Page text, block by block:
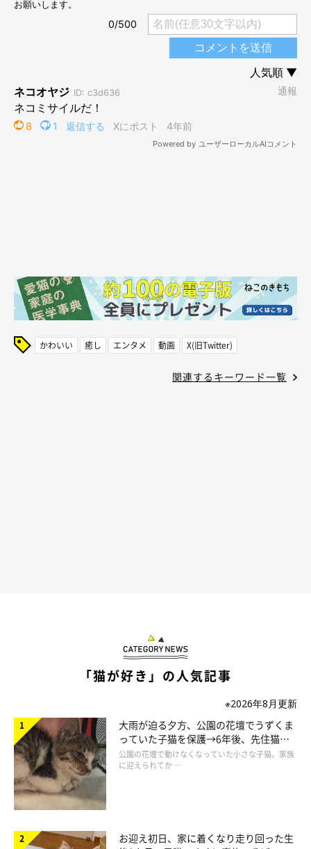
かわいい 癒し エンタメ 動画 X(旧Twitter)
関連するキーワード一覧
「猫が好き」の人気記事
※2026年8月更新
大雨が迫る夕方、公園の花壇でうずくま
っていた子猫を保護→6年後、先住猫
と“姉妹”のような関係に
公園の花壇で動けなくなっていた小さな子猫。家族
に迎えられてか …
お迎え初日、家に着くなり走り回った生